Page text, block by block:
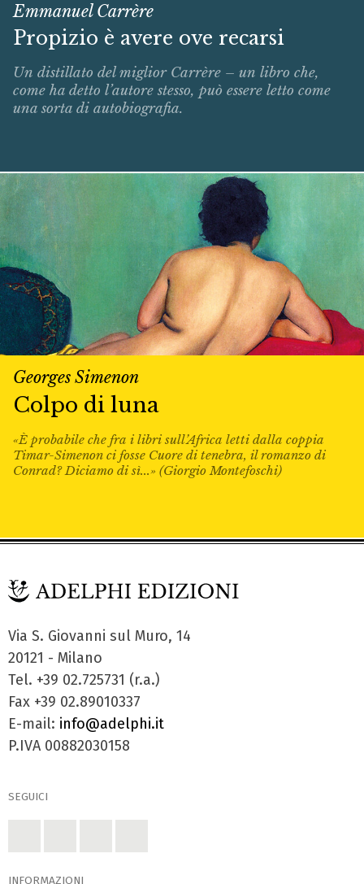
Emmanuel Carrère
Propizio è avere ove recarsi
Un distillato del miglior Carrère – un libro che,
come ha detto l’autore stesso, può essere letto come
una sorta di autobiografia.
Georges Simenon
Colpo di luna
«È probabile che fra i libri sull’Africa letti dalla coppia
Timar-Simenon ci fosse Cuore di tenebra, il romanzo di
Conrad? Diciamo di sì...» (Giorgio Montefoschi)
Via S. Giovanni sul Muro, 14
20121 - Milano
Tel. +39 02.725731 (r.a.)
Fax +39 02.89010337
E-mail: info@adelphi.it
P.IVA 00882030158
SEGUICI
INFORMAZIONI